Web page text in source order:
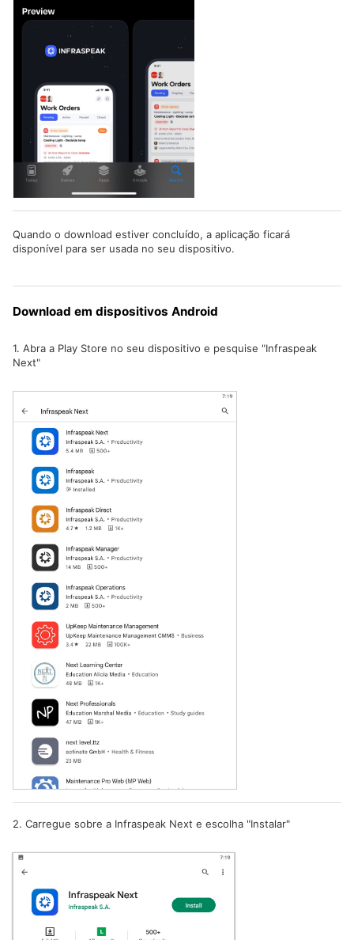
Quando o download estiver concluído, a aplicação ficará
disponível para ser usada no seu dispositivo.
Download em dispositivos Android
1. Abra a Play Store no seu dispositivo e pesquise "Infraspeak
Next"
2. Carregue sobre a Infraspeak Next e escolha "Instalar"